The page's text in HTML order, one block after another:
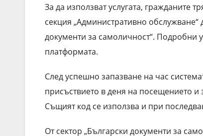
За да използват услугата,
секция „Административно обслужване“
документи за самоличност“. Подробни
платформата.
След успешно запазване на час
присъствието в деня на посещението и
Същият код се използва и при
От сектор „Български документи за